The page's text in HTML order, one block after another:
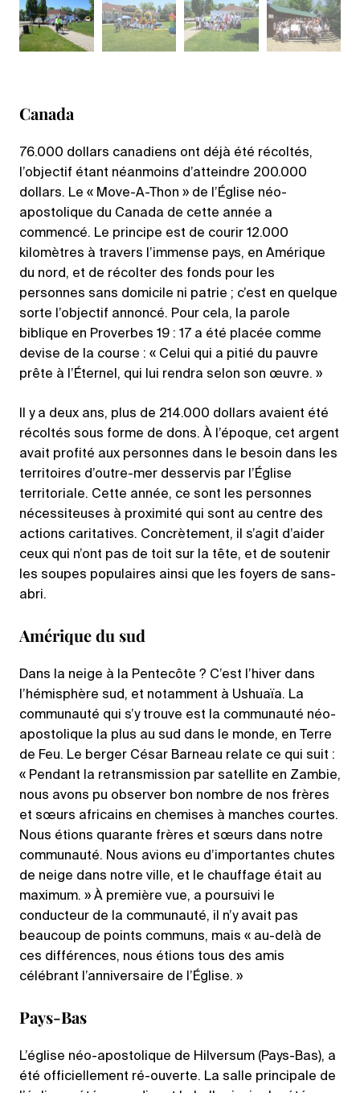
Canada
76.000 dollars canadiens ont déjà été récoltés,
l’objectif étant néanmoins d’atteindre 200.000
dollars. Le « Move-A-Thon » de l’Église néo-
apostolique du Canada de cette année a
commencé. Le principe est de courir 12.000
kilomètres à travers l’immense pays, en Amérique
du nord, et de récolter des fonds pour les
personnes sans domicile ni patrie ; c’est en quelque
sorte l’objectif annoncé. Pour cela, la parole
biblique en Proverbes 19 : 17 a été placée comme
devise de la course : « Celui qui a pitié du pauvre
prête à l’Éternel, qui lui rendra selon son œuvre. »
Il y a deux ans, plus de 214.000 dollars avaient été
récoltés sous forme de dons. À l’époque, cet argent
avait profité aux personnes dans le besoin dans les
territoires d’outre-mer desservis par l’Église
territoriale. Cette année, ce sont les personnes
nécessiteuses à proximité qui sont au centre des
actions caritatives. Concrètement, il s’agit d’aider
ceux qui n’ont pas de toit sur la tête, et de soutenir
les soupes populaires ainsi que les foyers de sans-
abri.
Amérique du sud
Dans la neige à la Pentecôte ? C’est l’hiver dans
l’hémisphère sud, et notamment à Ushuaïa. La
communauté qui s’y trouve est la communauté néo-
apostolique la plus au sud dans le monde, en Terre
de Feu. Le berger César Barneau relate ce qui suit :
« Pendant la retransmission par satellite en Zambie,
nous avons pu observer bon nombre de nos frères
et sœurs africains en chemises à manches courtes.
Nous étions quarante frères et sœurs dans notre
communauté. Nous avions eu d’importantes chutes
de neige dans notre ville, et le chauffage était au
maximum. » À première vue, a poursuivi le
conducteur de la communauté, il n’y avait pas
beaucoup de points communs, mais « au-delà de
ces différences, nous étions tous des amis
célébrant l’anniversaire de l’Église. »
Pays-Bas
L’église néo-apostolique de Hilversum (Pays-Bas), a
été officiellement ré-ouverte. La salle principale de